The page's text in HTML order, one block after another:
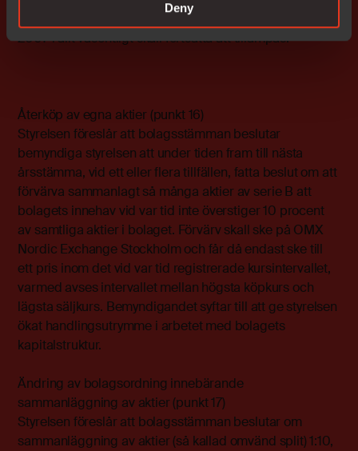
Deny
ledande befattningshavare som antogs på årsstämman
2007 i allt väsentligt skall fortsätta att tillämpas.
Återköp av egna aktier (punkt 16)
Styrelsen föreslår att bolagsstämman beslutar
bemyndiga styrelsen att under tiden fram till nästa
årsstämma, vid ett eller flera tillfällen, fatta beslut om att
förvärva sammanlagt så många aktier av serie B att
bolagets innehav vid var tid inte överstiger 10 procent
av samtliga aktier i bolaget. Förvärv skall ske på OMX
Nordic Exchange Stockholm och får då endast ske till
ett pris inom det vid var tid registrerade kursintervallet,
varmed avses intervallet mellan högsta köpkurs och
lägsta säljkurs. Bemyndigandet syftar till att ge styrelsen
ökat handlingsutrymme i arbetet med bolagets
kapitalstruktur.
Ändring av bolagsordning innebärande
sammanläggning av aktier (punkt 17)
Styrelsen föreslår att bolagsstämman beslutar om
sammanläggning av aktier (så kallad omvänd split) 1:10,